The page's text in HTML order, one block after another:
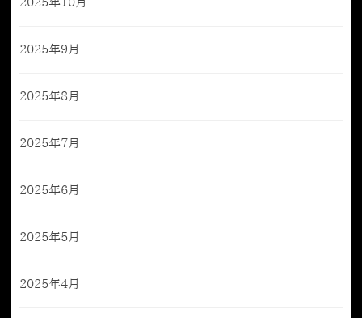
2025年9月
2025年8月
2025年7月
2025年6月
2025年5月
2025年4月